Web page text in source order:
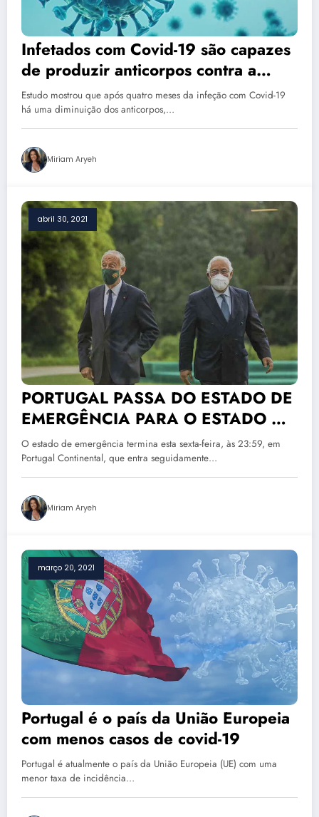
Infetados com Covid-19 são capazes
de produzir anticorpos contra a
doença para o resto da vida!
Estudo mostrou que após quatro meses da infeção com Covid-19
há uma diminuição dos anticorpos,…
Miriam Aryeh
abril 30, 2021
PORTUGAL PASSA DO ESTADO DE
EMERGÊNCIA PARA O ESTADO DE
CALAMIDADE
O estado de emergência termina esta sexta-feira, às 23:59, em
Portugal Continental, que entra seguidamente…
Miriam Aryeh
março 20, 2021
Portugal é o país da União Europeia
com menos casos de covid-19
Portugal é atualmente o país da União Europeia (UE) com uma
menor taxa de incidência…